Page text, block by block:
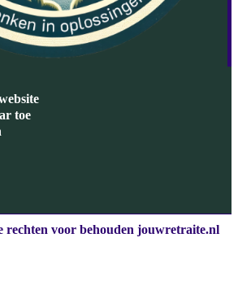
toe
rechten voor behouden jouwretraite.nl